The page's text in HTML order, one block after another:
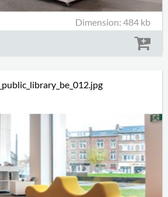
Dimension: 484 kb